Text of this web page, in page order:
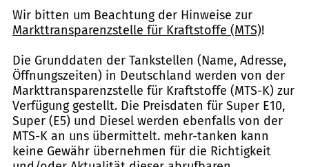
Wir bitten um Beachtung der Hinweise zur
Markttransparenzstelle für Kraftstoffe (MTS)!
Die Grunddaten der Tankstellen (Name, Adresse,
Öffnungszeiten) in Deutschland werden von der
Markttransparenzstelle für Kraftstoffe (MTS-K) zur
Verfügung gestellt. Die Preisdaten für Super E10,
Super (E5) und Diesel werden ebenfalls von der
MTS-K an uns übermittelt. mehr-tanken kann
keine Gewähr übernehmen für die Richtigkeit